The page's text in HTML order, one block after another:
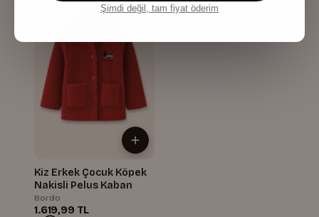
Kiz Erkek Çocuk Köpek
Nakisli Pelus Kaban
Bordo
1.619,99 TL
Şimdi değil, tam fiyat öderim